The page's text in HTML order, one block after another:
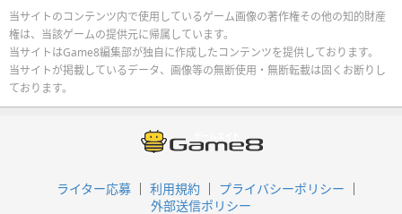
当サイトのコンテンツ内で使用しているゲーム画像の著作権その他の知的財産
権は、当該ゲームの提供元に帰属しています。
当サイトはGame8編集部が独自に作成したコンテンツを提供しております。
当サイトが掲載しているデータ、画像等の無断使用・無断転載は固くお断りし
ております。
ライター応募 利用規約
プライバシーポリシー
外部送信ポリシー